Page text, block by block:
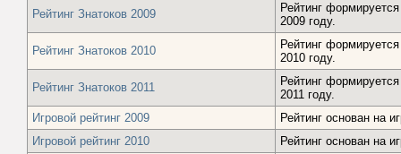
Рейтинг Знатоков 2009
Рейтинг
2009 году.
Рейтинг Знатоков 2010
Рейтинг
2010 году.
Рейтинг Знатоков 2011
Рейтинг
2011 году.
Игровой рейтинг 2009
Рейтинг основан на
Игровой рейтинг 2010
Рейтинг основан на